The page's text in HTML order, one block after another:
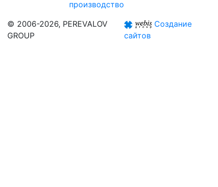
производство
© 2006-2026, PEREVALOV
GROUP
Создание
сайтов